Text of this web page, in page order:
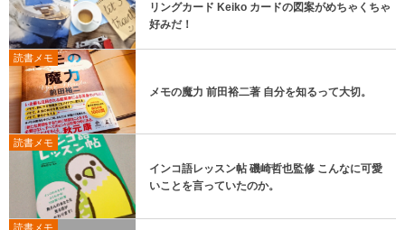
リングカード Keiko カードの図案がめちゃくちゃ
好みだ！
読書メモ
メモの魔力 前田裕二著 自分を知るって大切。
読書メモ
インコ語レッスン帖 磯崎哲也監修 こんなに可愛
いことを言っていたのか。
読書メモ